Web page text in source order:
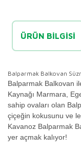
ÜRÜN BILGISI
Balparmak Balkovan
Balparmak Balkovan
Kaynağı Marmara,
sahip ovaları olan
çiçeğin kokusunu ve
Kavanoz Balparmak
yer açmak kalıyor!